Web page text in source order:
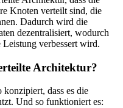
Knoten verteilt sind, die
Dadurch wird die
dezentralisiert, wodurch
Leistung verbessert wird.
Architektur?
dass es die
Und so funktioniert es: